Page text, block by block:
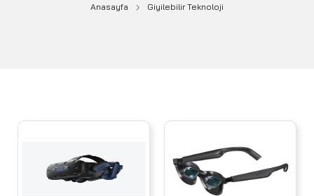
Anasayfa Giyilebilir Teknoloji